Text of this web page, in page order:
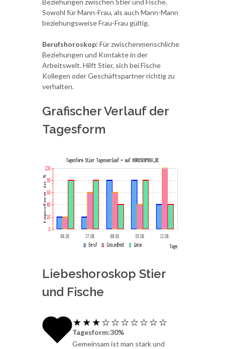
Beziehungen zwischen Stier und Fische.
Sowohl für Mann-Frau, als auch Mann-Mann
beziehungsweise Frau-Frau gültig.
Berufshoroskop: Für zwischenmenschliche
Beziehungen und Kontakte in der
Arbeitswelt. Hilft Stier, sich bei Fische
Kollegen oder Geschäftspartner richtig zu
verhalten.
Grafischer Verlauf der
Tagesform
Liebeshoroskop Stier
und Fische
Tagesform:30%
Gemeinsam ist man stark und